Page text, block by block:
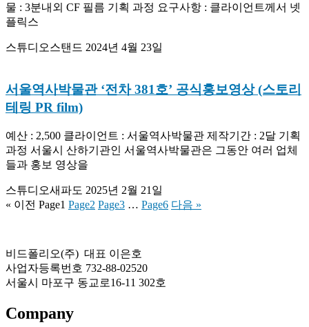
물 : 3분내외 CF 필름 기획 과정 요구사항 : 클라이언트께서 넷
플릭스
스튜디오스탠드 2024년 4월 23일
서울역사박물관 ‘전차 381호’ 공식홍보영상 (스토리
테링 PR film)
예산 : 2,500 클라이언트 : 서울역사박물관 제작기간 : 2달 기획
과정 서울시 산하기관인 서울역사박물관은 그동안 여러 업체
들과 홍보 영상을
스튜디오새파도 2025년 2월 21일
« 이전 Page1 Page2 Page3 … Page6 다음 »
비드폴리오(주) 대표 이은호
사업자등록번호 732-88-02520
서울시 마포구 동교로16-11 302호
Company